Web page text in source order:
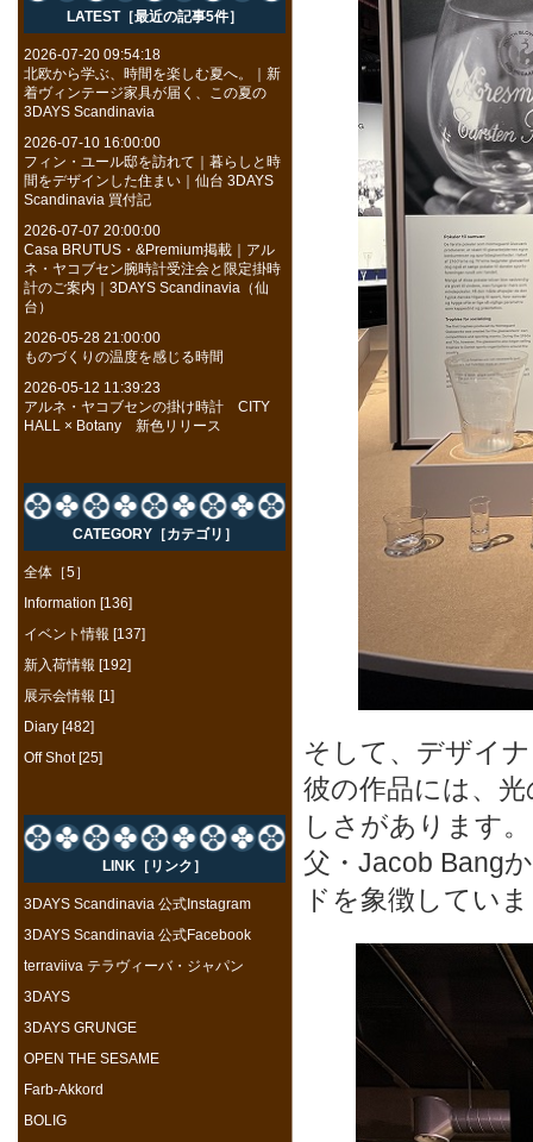
そして、デザイ
彼の作品には、
しさがあります。
父・Jacob Bang
ドを象徴してい
LATEST［最近の記事5件］
2026-07-20 09:54:18
北欧から学ぶ、時間を楽しむ夏へ。｜新
着ヴィンテージ家具が届く、この夏の
3DAYS Scandinavia
2026-07-10 16:00:00
フィン・ユール邸を訪れて｜暮らしと時
間をデザインした住まい｜仙台 3DAYS
Scandinavia 買付記
2026-07-07 20:00:00
Casa BRUTUS・&Premium掲載｜アル
ネ・ヤコブセン腕時計受注会と限定掛時
計のご案内｜3DAYS Scandinavia（仙
台）
2026-05-28 21:00:00
ものづくりの温度を感じる時間
2026-05-12 11:39:23
アルネ・ヤコブセンの掛け時計 CITY
HALL × Botany 新色リリース
CATEGORY［カテゴリ］
全体［5］
Information [136]
イベント情報 [137]
新入荷情報 [192]
展示会情報 [1]
Diary [482]
Off Shot [25]
LINK［リンク］
3DAYS Scandinavia 公式Instagram
3DAYS Scandinavia 公式Facebook
terraviiva テラヴィーバ・ジャパン
3DAYS
3DAYS GRUNGE
OPEN THE SESAME
Farb-Akkord
BOLIG